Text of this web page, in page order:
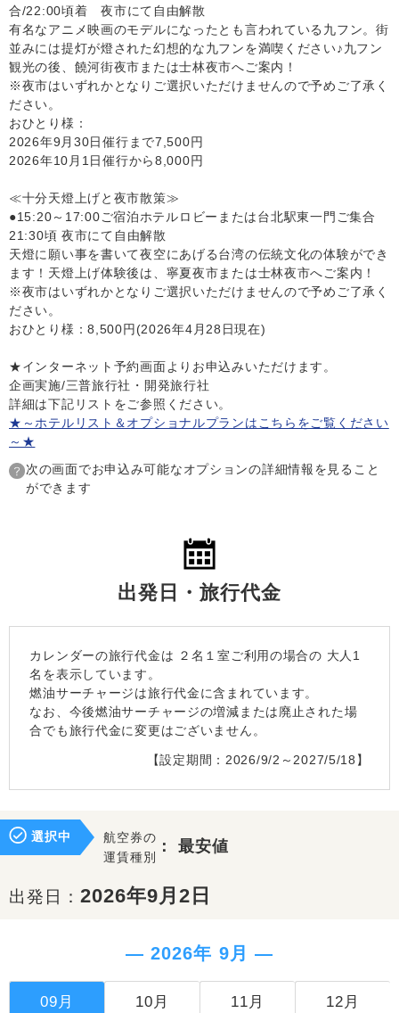
合/22:00頃着 夜市にて自由解散
有名なアニメ映画のモデルになったとも言われている九フン。街
並みには提灯が燈された幻想的な九フンを満喫ください♪九フン
観光の後、饒河街夜市または士林夜市へご案内！
※夜市はいずれかとなりご選択いただけませんので予めご了承く
ださい。
おひとり様：
2026年9月30日催行まで7,500円
2026年10月1日催行から8,000円
≪十分天燈上げと夜市散策≫
●15:20～17:00ご宿泊ホテルロビーまたは台北駅東一門ご集合
21:30頃 夜市にて自由解散
天燈に願い事を書いて夜空にあげる台湾の伝統文化の体験ができ
ます！天燈上げ体験後は、寧夏夜市または士林夜市へご案内！
※夜市はいずれかとなりご選択いただけませんので予めご了承く
ださい。
おひとり様：8,500円(2026年4月28日現在)
★インターネット予約画面よりお申込みいただけます。
企画実施/三普旅行社・開発旅行社
詳細は下記リストをご参照ください。
★～ホテルリスト＆オプショナルプランはこちらをご覧ください
～★
次の画面でお申込み可能なオプションの詳細情報を見ること
ができます
出発日・旅行代金
カレンダーの旅行代金は ２名１室ご利用の場合の 大人1
名を表示しています。
燃油サーチャージは旅行代金に含まれています。
なお、今後燃油サーチャージの増減または廃止された場
合でも旅行代金に変更はございません。
【設定期間：2026/9/2～2027/5/18】
選択中
航空券の
運賃種別
：最安値
出発日： 2026年9月2日
― 2026年 9月 ―
09月 10月 11月 12月